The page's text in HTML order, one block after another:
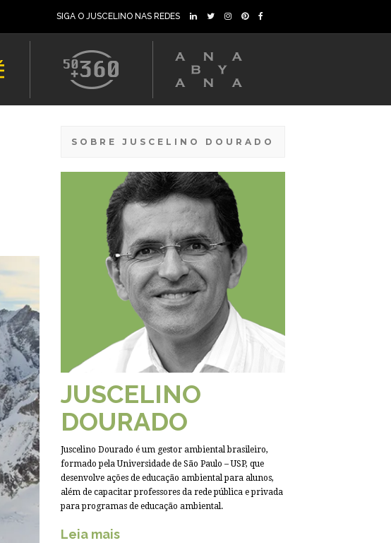
SIGA O JUSCELINO NAS REDES
SOBRE JUSCELINO DOURADO
JUSCELINO
DOURADO
Juscelino Dourado é um gestor ambiental brasileiro,
formado pela Universidade de São Paulo – USP, que
desenvolve ações de educação ambiental para alunos,
além de capacitar professores da rede pública e privada
para programas de educação ambiental.
Leia mais